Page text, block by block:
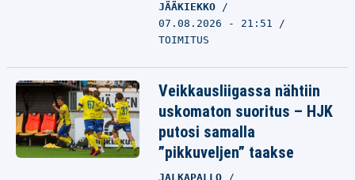
JÄÄKIEKKO
07.08.2026 - 21:51
TOIMITUS
Veikkausliigassa nähtiin
uskomaton suoritus – HJK
putosi samalla
”pikkuveljen” taakse
JALKAPALLO